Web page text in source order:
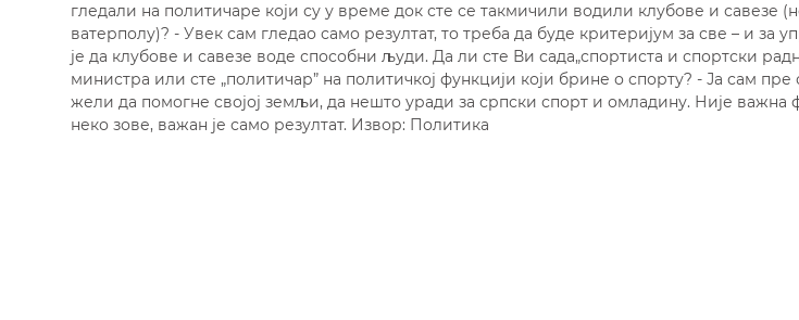
гледали на политичаре који су у време док сте се такмичили водили клубове и савезе
ватерполу)? - Увек сам гледао само резултат, то треба да буде критеријум за све – и за
је да клубове и савезе воде способни људи. Да ли сте Ви сада„спортиста и спортски
министра или сте „политичар” на политичкој функцији који брине о спорту? - Ја сам пре
жели да помогне својој земљи, да нешто уради за српски спорт и омладину. Није важна
неко зове, важан је само резултат. Извор: Политика